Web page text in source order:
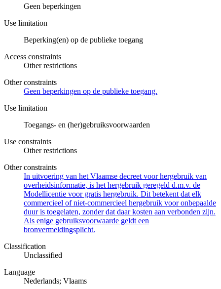
Geen beperkingen
Use limitation
Beperking(en) op de publieke toegang
Access constraints
Other restrictions
Other constraints
Geen beperkingen op de publieke toegang.
Use limitation
Toegangs- en (her)gebruiksvoorwaarden
Use constraints
Other restrictions
Other constraints
In uitvoering van het Vlaamse decreet voor hergebruik van
overheidsinformatie, is het hergebruik geregeld d.m.v. de
Modellicentie voor gratis hergebruik. Dit betekent dat elk
commercieel of niet-commercieel hergebruik voor onbepaalde
duur is toegelaten, zonder dat daar kosten aan verbonden zijn.
Als enige gebruiksvoorwaarde geldt een
bronvermeldingsplicht.
Classification
Unclassified
Language
Nederlands; Vlaams